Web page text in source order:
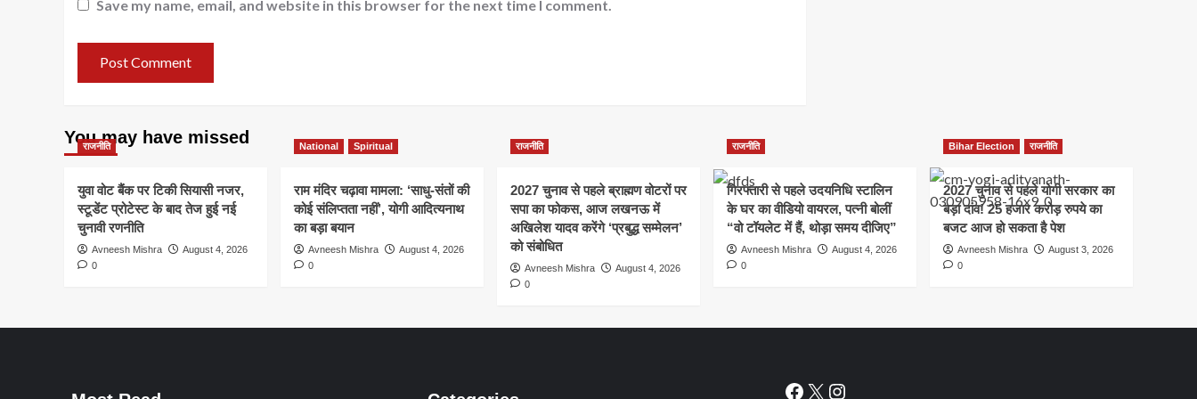
Save my name, email, and website in this browser for the next time I comment.
You may have missed
राजनीति
युवा वोट बैंक पर टिकी सियासी नजर,
स्टूडेंट प्रोटेस्ट के बाद तेज हुई नई
चुनावी रणनीति
Avneesh Mishra
August 4, 2026
0
National Spiritual
राम मंदिर चढ़ावा मामला: ‘साधु-संतों की
कोई संलिप्तता नहीं’, योगी आदित्यनाथ
का बड़ा बयान
Avneesh Mishra
August 4, 2026
0
राजनीति
2027 चुनाव से पहले ब्राह्मण वोटरों पर
सपा का फोकस, आज लखनऊ में
अखिलेश यादव करेंगे ‘प्रबुद्ध सम्मेलन’
को संबोधित
Avneesh Mishra
August 4, 2026
0
राजनीति
गिरफ्तारी से पहले उदयनिधि स्टालिन
के घर का वीडियो वायरल, पत्नी बोलीं
“वो टॉयलेट में हैं, थोड़ा समय दीजिए”
Avneesh Mishra
August 4, 2026
0
Bihar Election राजनीति
2027 चुनाव से पहले योगी सरकार का
बड़ा दांव! 25 हजार करोड़ रुपये का
बजट आज हो सकता है पेश
Avneesh Mishra
August 3, 2026
0
Facebook
X Instagram